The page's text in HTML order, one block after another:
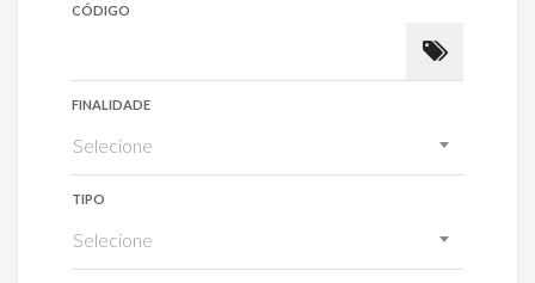
CÓDIGO
FINALIDADE
Selecione
TIPO
Selecione